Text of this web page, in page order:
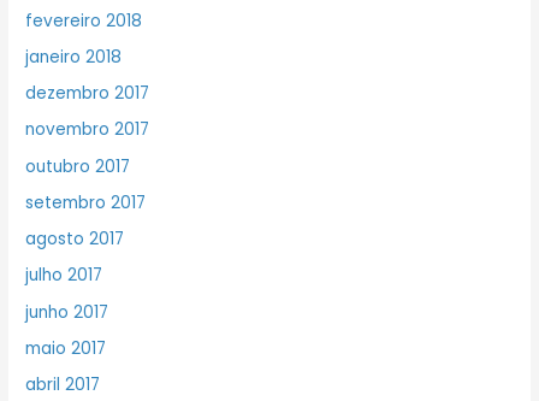
fevereiro 2018
janeiro 2018
dezembro 2017
novembro 2017
outubro 2017
setembro 2017
agosto 2017
julho 2017
junho 2017
maio 2017
abril 2017